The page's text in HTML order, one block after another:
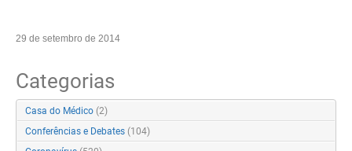
29 de setembro de 2014
Categorias
Casa do Médico (2)
Conferências e Debates (104)